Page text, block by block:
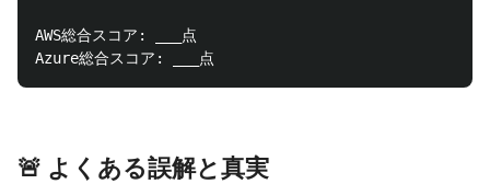
AWS総合スコア: ___点
🚨 よくある誤解と真実